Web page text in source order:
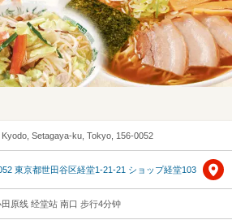
Kyodo, Setagaya-ku, Tokyo, 156-0052
東京都世田谷区経堂1-21-21 ショップ経堂103
原线 经堂站 南口 步行4分钟